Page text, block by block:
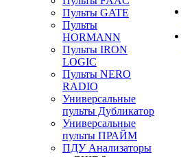
Пульты GATE
Пульты
HORMANN
Пульты IRON
LOGIC
Пульты NERO
RADIO
Универсальные
пульты Дубликатор
Универсальные
пульты ПРАЙМ
ПДУ Анализаторы